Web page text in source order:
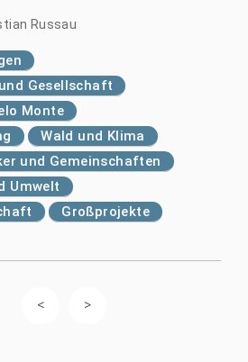
Russau
Gesellschaft
Monte
Wald und Klima
und Gemeinschaften
Umwelt
Großprojekte